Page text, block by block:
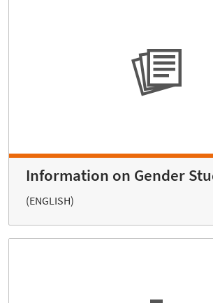
Information on Gender
(ENGLISH)